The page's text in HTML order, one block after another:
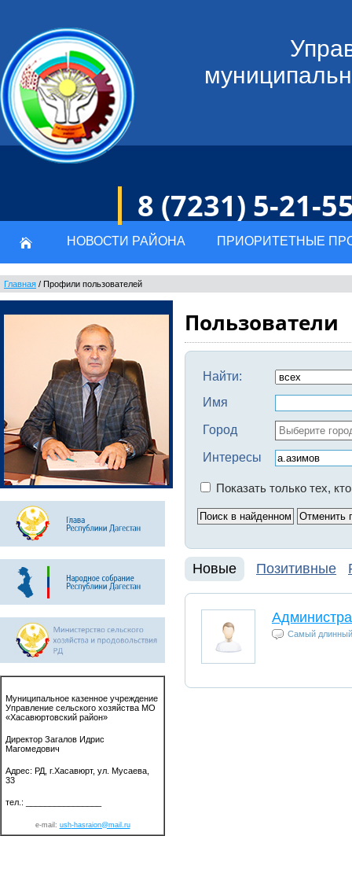
8 (7231) 5-21-
НОВОСТИ РАЙОНА ПРИОРИТЕТНЫЕ
Главная / Профили пользователей
Муниципальное казенное учреждение
Управление сельского хозяйства МО
«Хасавюртовский район»
Директор Загалов Идрис
Магомедович
Адрес: РД, г.Хасавюрт, ул. Мусаева,
33
тел.: ________________
e-mail: ush-hasraion@mail.ru
Пользователи
Найти:
Имя
Город
Интересы
Показать только тех,
Новые Позитивные
Самый длинный